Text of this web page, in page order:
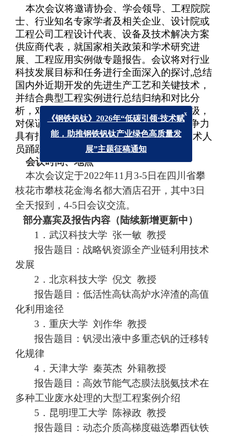
本次会议将邀请协会、学会领导、工程院院
士、行业知名专家学者及相关企业、设计院或
工程公司工程设计代表、设备及技术解决方案
供应商代表，就国家相关政策和学术研究进
展、工程应用实例做专题报告。会议将对行业
科技发展目标和任务进行全面深入的探讨,总结
国内外近期开发的先进生产工艺和关键技术，
并结合典型工程实例进行总结归纳和对比分
析，对指导我国攀西战略矿产资源产业升级，
对保证行业可持续发展、提高企业核心竞争力
具有指导和参考意义,希望各单位领导和技术人
员踊跃参加。
会议时间、地点
本次会议定于2022年11 月 3-5日在四川省攀
枝花市攀枝花金海名都大酒店召开，其中3日
全天报到，4-5日会议交流。
部分嘉宾及报告内容（陆续新增更新中）
1． 武汉科技大学 张一敏 教授
报告题目：战略钒资源全产业链利用技术
发展
2． 北京科技大学 倪文 教授
报告题目：低活性高钛高炉水淬渣的高值
化利用途径
3． 重庆大学 刘作华 教授
报告题目：钒浸出液中多重态钒的迁移转
化规律
4． 天津大学 秦英杰 外籍教授
报告题目：高效节能气态膜法脱氨技术在
多种工业废水处理的大型工程案例介绍
5． 昆明理工大学 陈禄政 教授
报告题目：动态介质高梯度磁选攀西钛铁
x
《钢铁钒钛》2026年“低碳引领·技术赋
能，助推钢铁钒钛产业绿色高质量发